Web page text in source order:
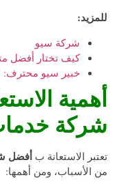
للمزيد:
شركة سيو
كيف تختار أفضل
خبير سيو محترف: 11 خطوة لتستطيع التعامل معه
أهمية
شركة
تعتبر الاستعانة ب أفضل
من الأسباب، ومن أهمها: